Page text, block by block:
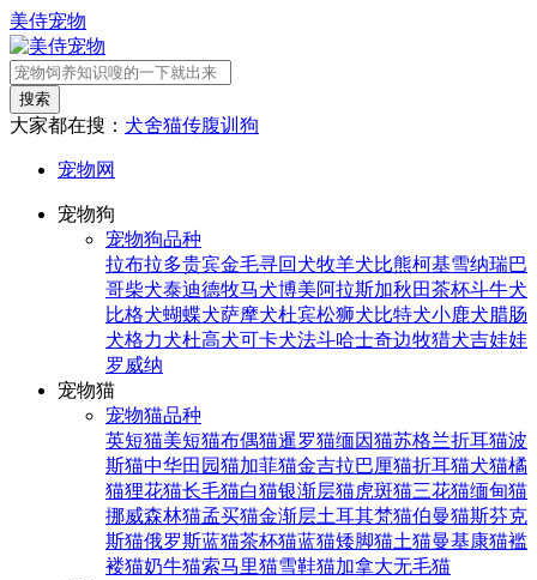
美侍宠物
搜索
大家都在搜： 犬舍猫传腹训狗
宠物网
宠物狗
宠物狗品种
拉布拉多贵宾金毛寻回犬牧羊犬比熊柯基雪纳瑞巴
哥柴犬泰迪德牧马犬博美阿拉斯加秋田茶杯斗牛犬
比格犬蝴蝶犬萨摩犬杜宾松狮犬比特犬小鹿犬腊肠
犬格力犬杜高犬可卡犬法斗哈士奇边牧猎犬吉娃娃
罗威纳
宠物猫
宠物猫品种
英短猫美短猫布偶猫暹罗猫缅因猫苏格兰折耳猫波
斯猫中华田园猫加菲猫金吉拉巴厘猫折耳猫犬猫橘
猫狸花猫长毛猫白猫银渐层猫虎斑猫三花猫缅甸猫
挪威森林猫孟买猫金渐层土耳其梵猫伯曼猫斯芬克
斯猫俄罗斯蓝猫茶杯猫蓝猫矮脚猫土猫曼基康猫褴
褛猫奶牛猫索马里猫雪鞋猫加拿大无毛猫